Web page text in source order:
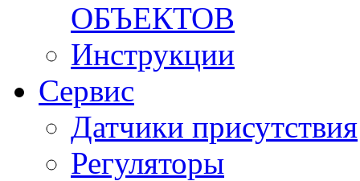
ОБЪЕКТОВ
Инструкции
Сервис
Датчики присутствия
Регуляторы